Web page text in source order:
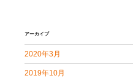
アーカイブ
2020年3月
2019年10月